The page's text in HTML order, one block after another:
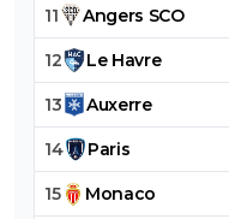
11 Angers SCO
12 Le Havre
13 Auxerre
14 Paris
15 Monaco